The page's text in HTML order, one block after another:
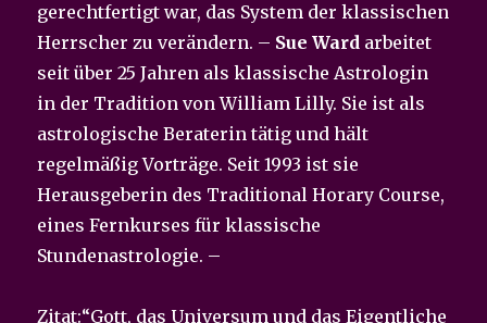
gerechtfertigt war, das System der klassischen
Herrscher zu verändern. – Sue Ward arbeitet
seit über 25 Jahren als klassische Astrologin
in der Tradition von William Lilly. Sie ist als
astrologische Beraterin tätig und hält
regelmäßig Vorträge. Seit 1993 ist sie
Herausgeberin des Traditional Horary Course,
eines Fernkurses für klassische
Stundenastrologie. –
Zitat:“Gott, das Universum und das Eigentliche